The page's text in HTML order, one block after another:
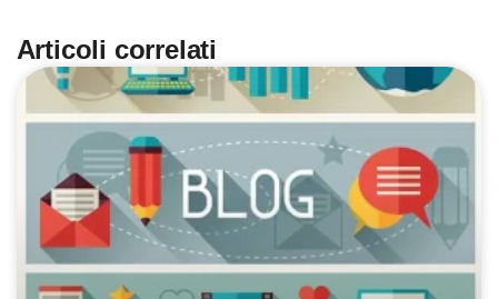
Articoli correlati